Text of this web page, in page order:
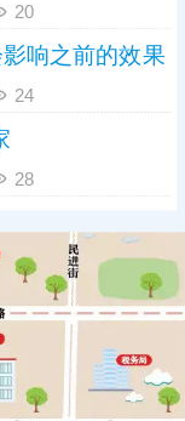
20
响之前的效果
24
28